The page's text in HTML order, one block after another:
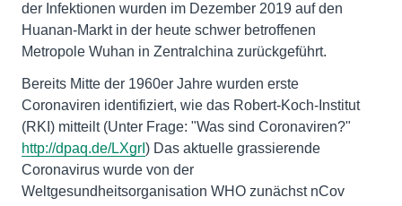
der Infektionen wurden im Dezember 2019 auf den
Huanan-Markt in der heute schwer betroffenen
Metropole Wuhan in Zentralchina zurückgeführt.
Bereits Mitte der 1960er Jahre wurden erste
Coronaviren identifiziert, wie das Robert-Koch-Institut
(RKI) mitteilt (Unter Frage: "Was sind Coronaviren?"
http://dpaq.de/LXgrI ) Das aktuelle grassierende
Coronavirus wurde von der
Weltgesundheitsorganisation WHO zunächst nCov